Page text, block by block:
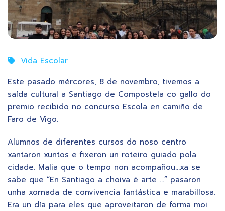
Vida Escolar
Este pasado mércores, 8 de novembro, tivemos a
saída cultural a Santiago de Compostela co gallo do
premio recibido no concurso Escola en camiño de
Faro de Vigo.
Alumnos de diferentes cursos do noso centro
xantaron xuntos e fixeron un roteiro guiado pola
cidade. Malia que o tempo non acompañou…xa se
sabe que “En Santiago a choiva é arte …” pasaron
unha xornada de convivencia fantástica e marabillosa.
Era un día para eles que aproveitaron de forma moi